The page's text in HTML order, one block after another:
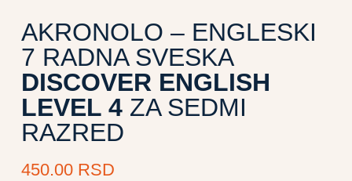
AKRONOLO – ENGLESKI
7 RADNA SVESKA
DISCOVER ENGLISH
LEVEL 4 ZA SEDMI
RAZRED
450.00 RSD